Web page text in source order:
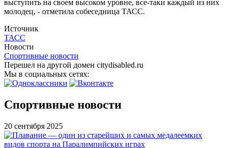
выступить на своем высоком уровне, все-таки каждый из них
молодец, - отметила собеседница ТАСС.
Источник
ТАСС
Новости
Спортивные новости
Перешел на другой домен citydisabled.ru
Мы в социальных сетях:
Спортивные новости
20 сентября 2025